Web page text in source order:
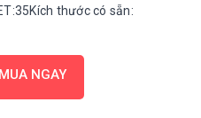
thước có sẵn:
MUA NGAY